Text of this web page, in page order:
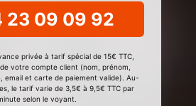
09 09 92
privée à tarif spécial de 15€ TTC,
votre compte client (nom, prénom,
email et carte de paiement valide). Au-
le tarif varie de 3,5€ à 9,5€ TTC par
selon le voyant.